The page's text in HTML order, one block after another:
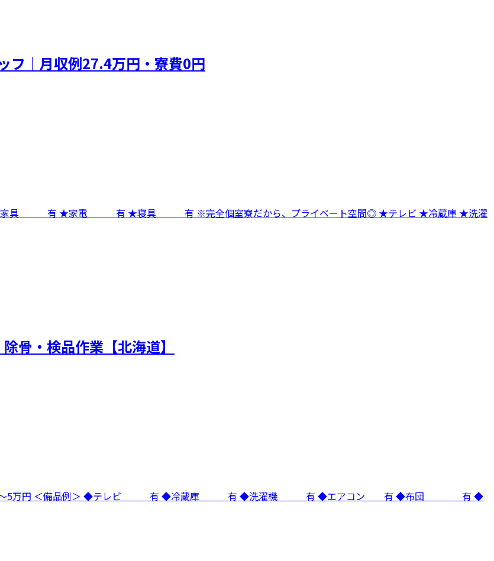
フ｜月収例27.4万円・寮費0円
★家具 有 ★家電 有 ★寝具 有 ※完全個室寮だから、プライベート空間◎ ★テレビ ★冷蔵庫 ★洗濯
骨・検品作業【北海道】
～5万円 ＜備品例＞ ◆テレビ 有 ◆冷蔵庫 有 ◆洗濯機 有 ◆エアコン 有 ◆布団 有 ◆